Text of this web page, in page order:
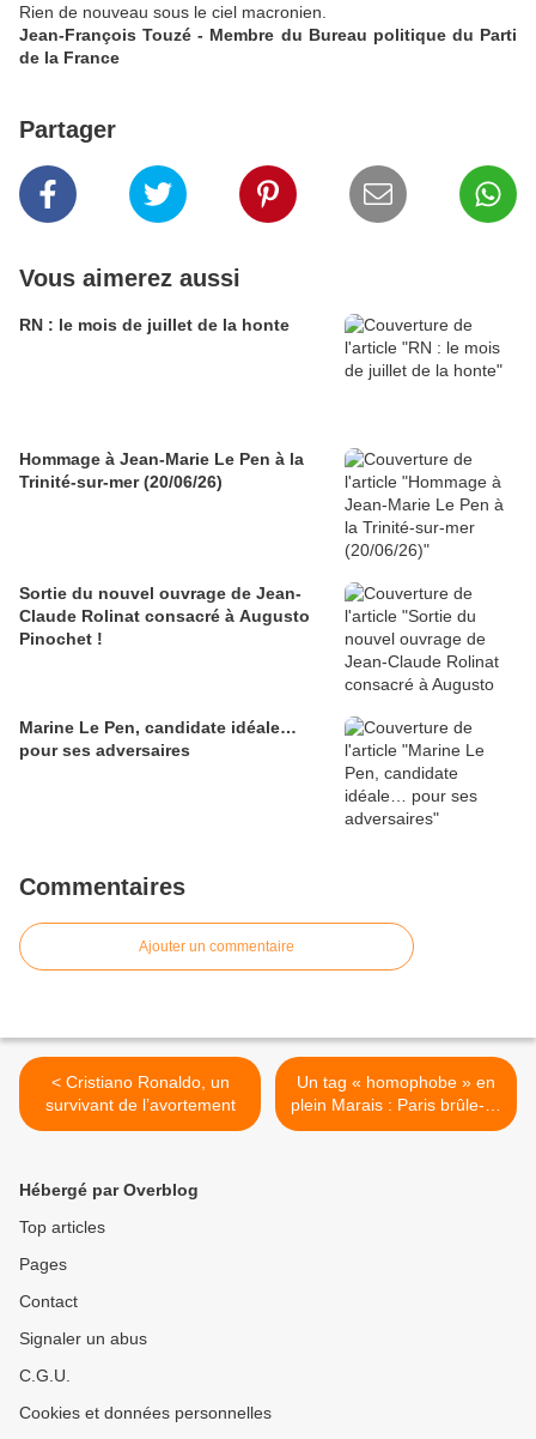
Rien de nouveau sous le ciel macronien.
Jean-François Touzé - Membre du Bureau politique du Parti
de la France
Partager
Vous aimerez aussi
RN : le mois de juillet de la honte
Hommage à Jean-Marie Le Pen à la
Trinité-sur-mer (20/06/26)
Sortie du nouvel ouvrage de Jean-
Claude Rolinat consacré à Augusto
Pinochet !
Marine Le Pen, candidate idéale…
pour ses adversaires
Commentaires
Ajouter un commentaire
< Cristiano Ronaldo, un
survivant de l’avortement
Un tag « homophobe » en
plein Marais : Paris brûle-t-il
? >
Hébergé par Overblog
Top articles
Pages
Contact
Signaler un abus
C.G.U.
Cookies et données personnelles